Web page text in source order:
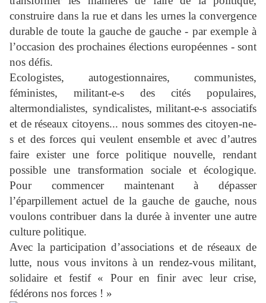
construire dans la rue et dans les urnes la convergence
durable de toute la gauche de gauche - par exemple à
l’occasion des prochaines élections européennes - sont
nos défis.
Ecologistes, autogestionnaires, communistes,
féministes, militant-e-s des cités populaires,
altermondialistes, syndicalistes, militant-e-s associatifs
et de réseaux citoyens... nous sommes des citoyen-ne-
s et des forces qui veulent ensemble et avec d’autres
faire exister une force politique nouvelle, rendant
possible une transformation sociale et écologique.
Pour commencer maintenant à dépasser
l’éparpillement actuel de la gauche de gauche, nous
voulons contribuer dans la durée à inventer une autre
culture politique.
Avec la participation d’associations et de réseaux de
lutte, nous vous invitons à un rendez-vous militant,
solidaire et festif « Pour en finir avec leur crise,
fédérons nos forces ! »